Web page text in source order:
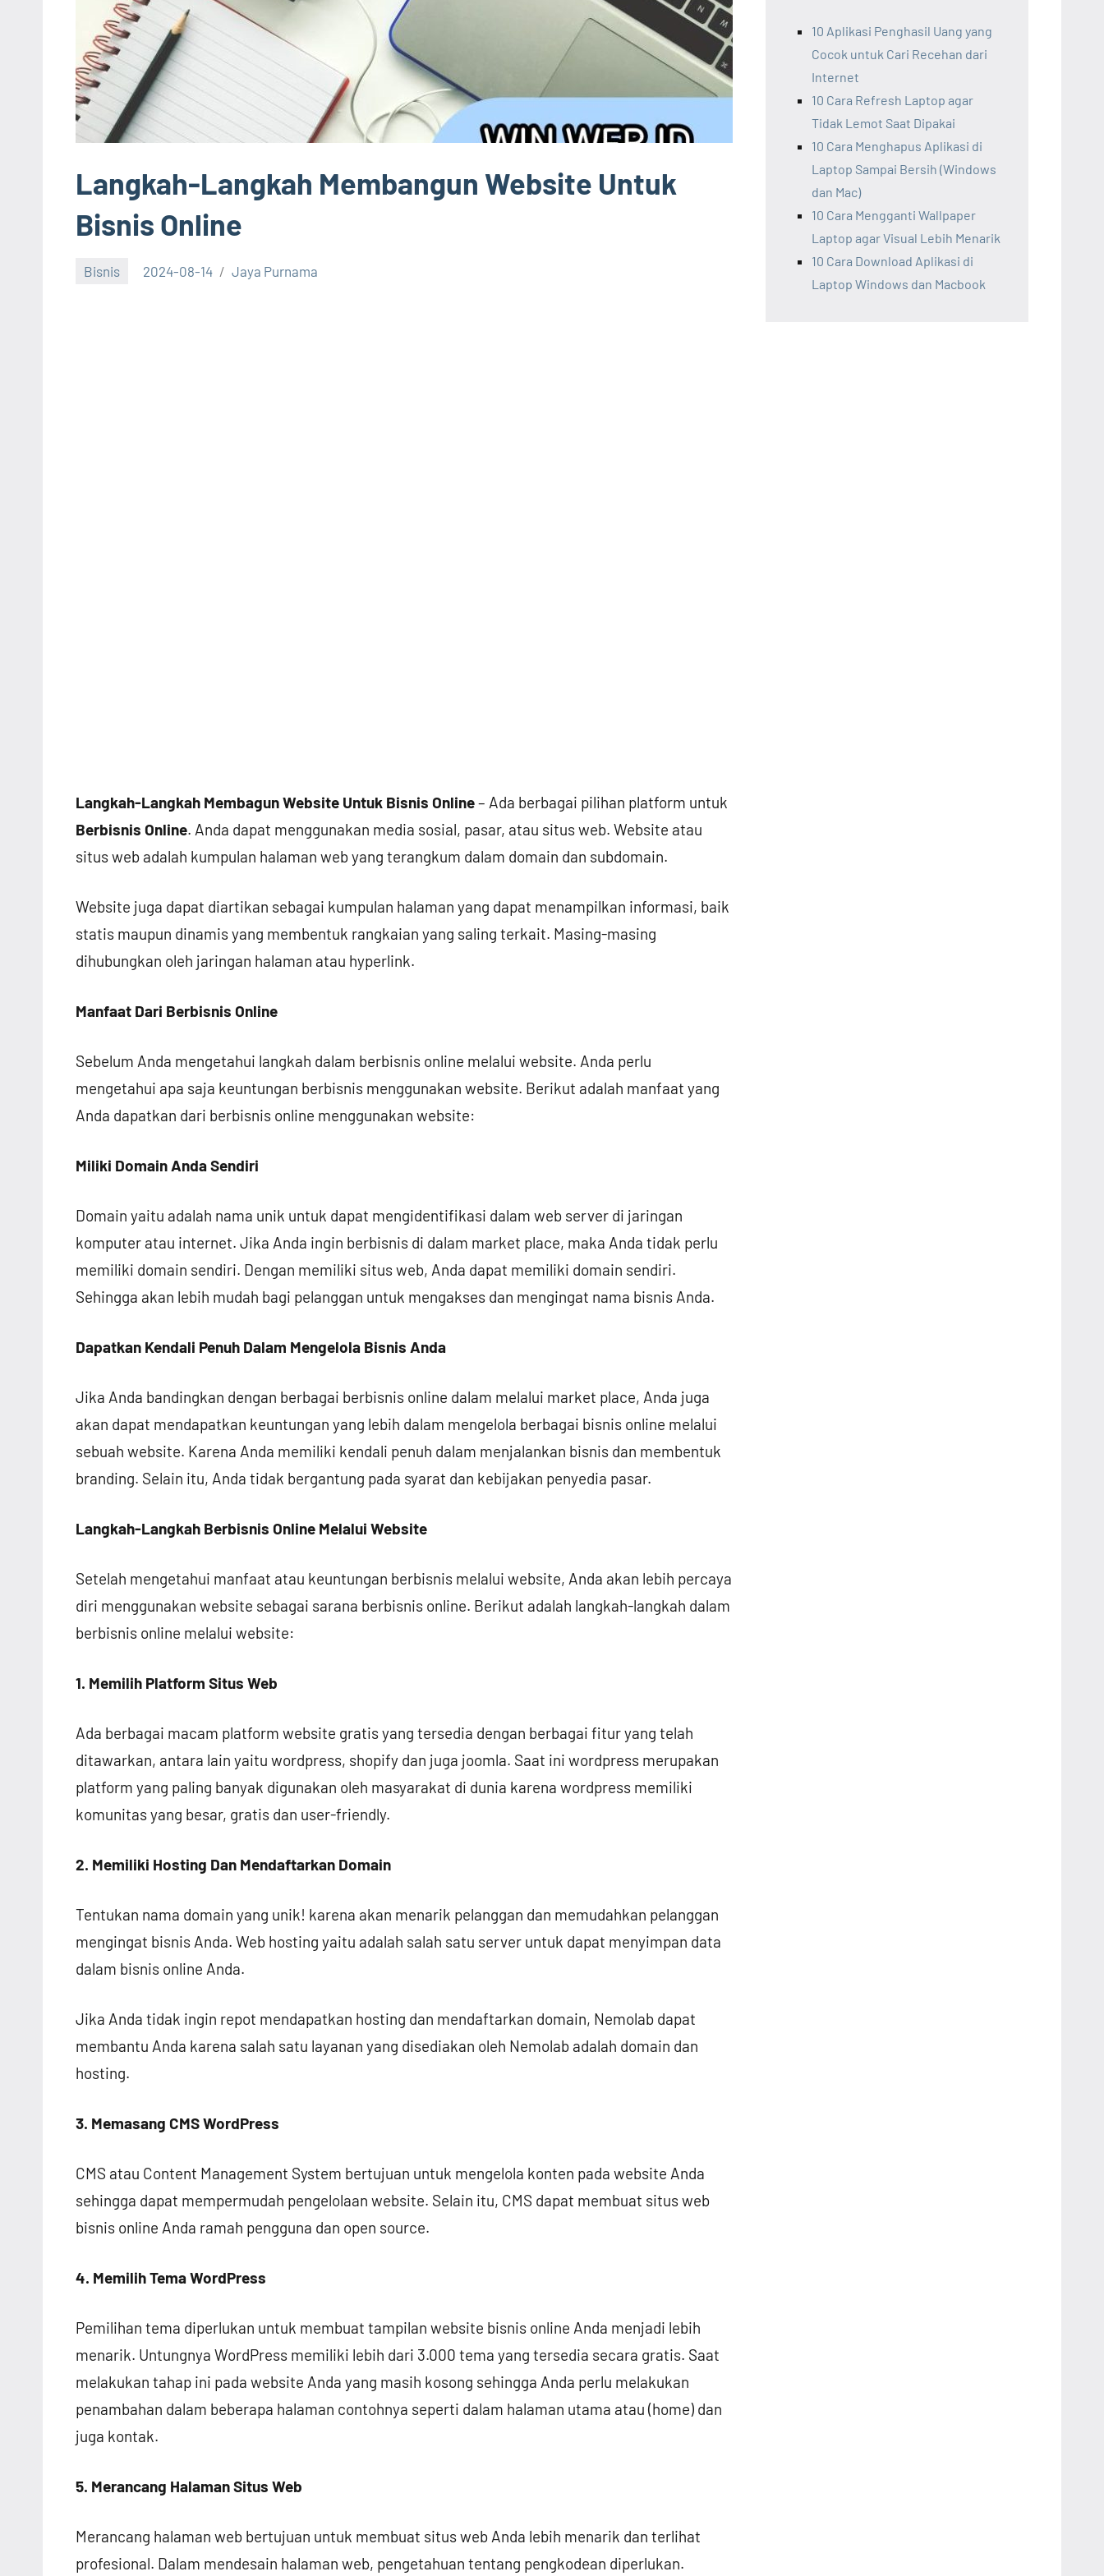
Langkah-Langkah Membangun Website Untuk
Bisnis Online
Bisnis 2024-08-14 Jaya Purnama
Langkah-Langkah Membagun Website Untuk Bisnis Online– Ada berbagai pilihan platform untuk
Berbisnis Online. Anda dapat menggunakan media sosial, pasar, atau situs web. Website atau
situs web adalah kumpulan halaman web yang terangkum dalam domain dan subdomain.
Website juga dapat diartikan sebagai kumpulan halaman yang dapat menampilkan informasi, baik
statis maupun dinamis yang membentuk rangkaian yang saling terkait. Masing-masing
dihubungkan oleh jaringan halaman atau hyperlink.
Manfaat Dari Berbisnis Online
Sebelum Anda mengetahui langkah dalam berbisnis online melalui website. Anda perlu
mengetahui apa saja keuntungan berbisnis menggunakan website. Berikut adalah manfaat yang
Anda dapatkan dari berbisnis online menggunakan website:
Miliki Domain Anda Sendiri
Domain yaitu adalah nama unik untuk dapat mengidentifikasi dalam web server di jaringan
komputer atau internet. Jika Anda ingin berbisnis di dalam market place, maka Anda tidak perlu
memiliki domain sendiri. Dengan memiliki situs web, Anda dapat memiliki domain sendiri.
Sehingga akan lebih mudah bagi pelanggan untuk mengakses dan mengingat nama bisnis Anda.
Dapatkan Kendali Penuh Dalam Mengelola Bisnis Anda
Jika Anda bandingkan dengan berbagai berbisnis online dalam melalui market place, Anda juga
akan dapat mendapatkan keuntungan yang lebih dalam mengelola berbagai bisnis online melalui
sebuah website. Karena Anda memiliki kendali penuh dalam menjalankan bisnis dan membentuk
branding. Selain itu, Anda tidak bergantung pada syarat dan kebijakan penyedia pasar.
Langkah-Langkah Berbisnis Online Melalui Website
Setelah mengetahui manfaat atau keuntungan berbisnis melalui website, Anda akan lebih percaya
diri menggunakan website sebagai sarana berbisnis online. Berikut adalah langkah-langkah dalam
berbisnis online melalui website:
1. Memilih Platform Situs Web
Ada berbagai macam platform website gratis yang tersedia dengan berbagai fitur yang telah
ditawarkan, antara lain yaitu wordpress, shopify dan juga joomla. Saat ini wordpress merupakan
platform yang paling banyak digunakan oleh masyarakat di dunia karena wordpress memiliki
komunitas yang besar, gratis dan user-friendly.
2. Memiliki Hosting Dan Mendaftarkan Domain
Tentukan nama domain yang unik! karena akan menarik pelanggan dan memudahkan pelanggan
mengingat bisnis Anda. Web hosting yaitu adalah salah satu server untuk dapat menyimpan data
dalam bisnis online Anda.
Jika Anda tidak ingin repot mendapatkan hosting dan mendaftarkan domain, Nemolab dapat
membantu Anda karena salah satu layanan yang disediakan oleh Nemolab adalah domain dan
hosting.
3. Memasang CMS WordPress
CMS atau Content Management System bertujuan untuk mengelola konten pada website Anda
sehingga dapat mempermudah pengelolaan website. Selain itu, CMS dapat membuat situs web
bisnis online Anda ramah pengguna dan open source.
4. Memilih Tema WordPress
Pemilihan tema diperlukan untuk membuat tampilan website bisnis online Anda menjadi lebih
menarik. Untungnya WordPress memiliki lebih dari 3.000 tema yang tersedia secara gratis. Saat
melakukan tahap ini pada website Anda yang masih kosong sehingga Anda perlu melakukan
penambahan dalam beberapa halaman contohnya seperti dalam halaman utama atau (home) dan
juga kontak.
5. Merancang Halaman Situs Web
Merancang halaman web bertujuan untuk membuat situs web Anda lebih menarik dan terlihat
profesional. Dalam mendesain halaman web, pengetahuan tentang pengkodean diperlukan.
10 Aplikasi Penghasil Uang yang
Cocok untuk Cari Recehan dari
Internet
10 Cara Refresh Laptop agar
Tidak Lemot Saat Dipakai
10 Cara Menghapus Aplikasi di
Laptop Sampai Bersih (Windows
dan Mac)
10 Cara Mengganti Wallpaper
Laptop agar Visual Lebih Menarik
10 Cara Download Aplikasi di
Laptop Windows dan Macbook